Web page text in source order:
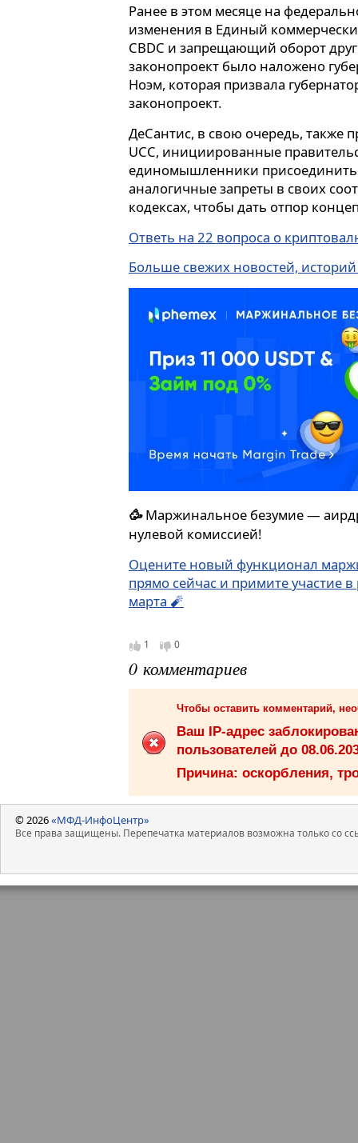
Ранее в этом месяце на
изменения в Единый
CBDC и запрещающий оборот
законопроект было наложено
Ноэм, которая призвала
законопроект.
ДеСантис, в свою очередь, также
UCC, инициированные
единомышленники
аналогичные запреты в своих
кодексах, чтобы дать отпор
Ответь на 22 вопроса о
Больше свежих новостей,
🥳Маржинальное безумие —
нулевой комиссией!
Оцените новый функционал
прямо сейчас и примите участие
марта 🧨
1 0
0 комментариев
Чтобы оставить комментарий,
Ваш IP-адрес
пользователей до
Причина: оскорбления,
© 2026«МФД-ИнфоЦентр»
Все права защищены. Перепечатка материалов возможна только со